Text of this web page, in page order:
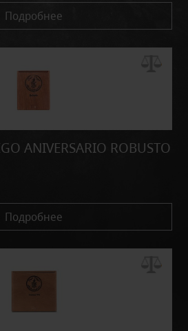
Подробнее
ANIVERSARIO ROBUSTO
Подробнее